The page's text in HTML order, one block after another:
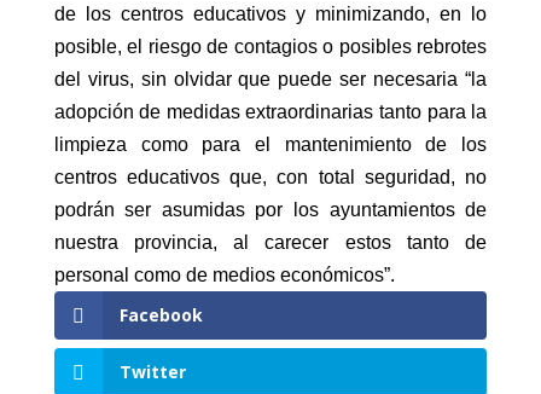
de los centros educativos y minimizando, en lo
posible, el riesgo de contagios o posibles rebrotes
del virus, sin olvidar que puede ser necesaria “la
adopción de medidas extraordinarias tanto para la
limpieza como para el mantenimiento de los
centros educativos que, con total seguridad, no
podrán ser asumidas por los ayuntamientos de
nuestra provincia, al carecer estos tanto de
personal como de medios económicos”.
Facebook
Twitter